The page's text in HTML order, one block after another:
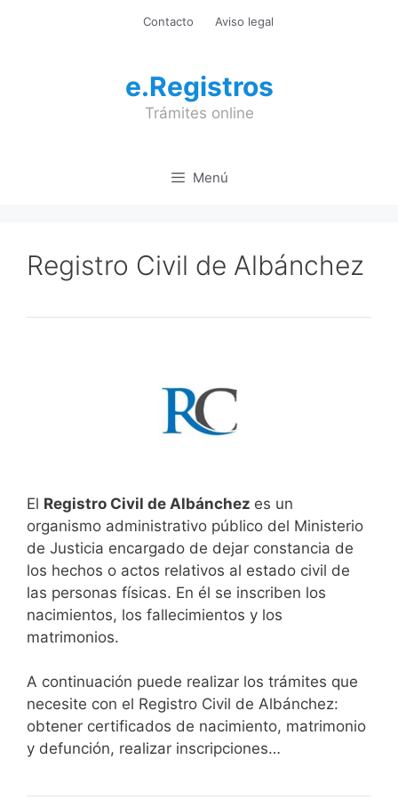
Contacto Aviso legal
e.Registros
Trámites online
Menú
Registro Civil de Albánchez
El Registro Civil de Albánchez es un
organismo administrativo público del Ministerio
de Justicia encargado de dejar constancia de
los hechos o actos relativos al estado civil de
las personas físicas. En él se inscriben los
nacimientos, los fallecimientos y los
matrimonios.
A continuación puede realizar los trámites que
necesite con el Registro Civil de Albánchez:
obtener certificados de nacimiento, matrimonio
y defunción, realizar inscripciones…